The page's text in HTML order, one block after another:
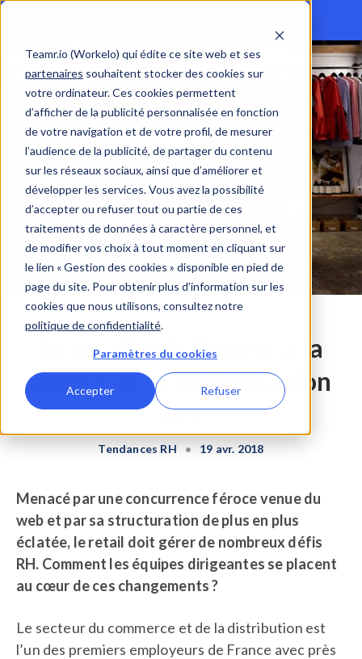
Teamr.io (Workelo) qui édite ce site web et ses
partenaires souhaitent stocker des cookies sur
votre ordinateur. Ces cookies permettent
d’afficher de la publicité personnalisée en fonction
de votre navigation et de votre profil, de mesurer
l’audience de la publicité, de partager du contenu
sur les réseaux sociaux, ainsi que d’améliorer et
développer les services. Vous avez la possibilité
d’accepter ou refuser tout ou partie de ces
traitements de données à caractère personnel, et
de modifier vos choix à tout moment en cliquant sur
le lien « Gestion des cookies » disponible en pied de
page du site. Pour obtenir plus d’information sur les
cookies que nous utilisons, consultez notre
politique de confidentialité.
Paramètres du cookies
Accepter Refuser
Le retail doit figurer à la
pointe de la digitalisation
RH
Tendances RH • 19 avr. 2018
Menacé par une concurrence féroce venue du
web et par sa structuration de plus en plus
éclatée, le retail doit gérer de nombreux défis
RH. Comment les équipes dirigeantes se placent
au cœur de ces changements ?
Le secteur du commerce et de la distribution est
l’un des premiers employeurs de France avec près